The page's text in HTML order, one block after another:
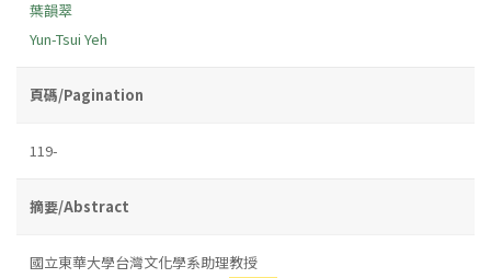
葉韻翠
Yun-Tsui Yeh
頁碼/Pagination
119-
摘要/Abstract
國立東華大學台灣文化學系助理教授